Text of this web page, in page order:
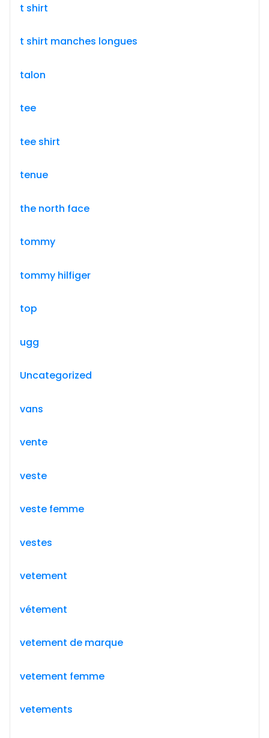
t shirt
t shirt manches longues
talon
tee
tee shirt
tenue
the north face
tommy
tommy hilfiger
top
ugg
Uncategorized
vans
vente
veste
veste femme
vestes
vetement
vétement
vetement de marque
vetement femme
vetements